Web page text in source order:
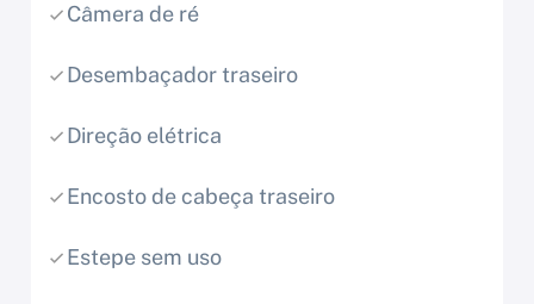
Câmera de ré
Desembaçador traseiro
Direção elétrica
Encosto de cabeça traseiro
Estepe sem uso